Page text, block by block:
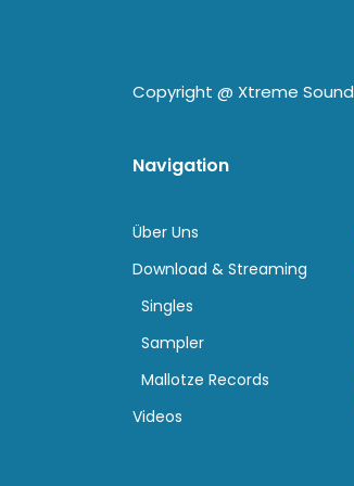
Copyright @ Xtreme Sound
Navigation
Über Uns
Download & Streaming
Singles
Sampler
Mallotze Records
Videos